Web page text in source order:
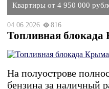
Квартиры от 4 950 000
04.06.2026 816
Топливная
На полуострове
бензина за наличный